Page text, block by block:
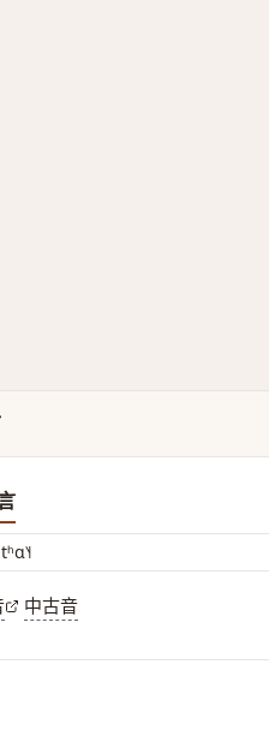
tʰɑ˥˧
中古音